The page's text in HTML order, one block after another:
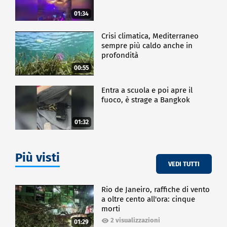
01:34
00:55
Crisi climatica, Mediterraneo
sempre più caldo anche in
profondità
01:32
Entra a scuola e poi apre il
fuoco, è strage a Bangkok
Più visti VEDI TUTTI
01:29
Rio de Janeiro, raffiche di vento
a oltre cento all'ora: cinque
morti
2 visualizzazioni